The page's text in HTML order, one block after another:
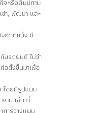
จหรือสัมปทาน
ช่า, พัฒนา และ
อีกที่หนึ่ง มี
บรถยนต์ ไม่ว่า
อตั้งขึ้นมาเพื่อ
โดยมีรูปแบบ
าน เช่น ที่
การวางแผน